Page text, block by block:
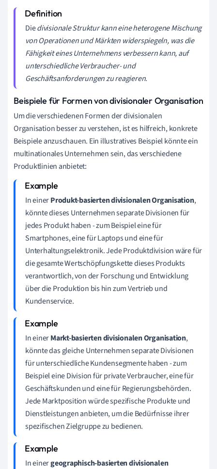
Diedivisionale Struktur kann eine heterogene Mischung
von Operationen und Märkten widerspiegeln, was die
Fähigkeit eines Unternehmens verbessern kann, auf
unterschiedliche Verbraucher- und
Geschäftsanforderungen zu reagieren.
Beispiele für Formen von divisionaler Organisation
Um die verschiedenen Formen der divisionalen
Organisation besser zu verstehen, ist es hilfreich, konkrete
Beispiele anzuschauen. Ein illustratives Beispiel könnte ein
multinationales Unternehmen sein, das verschiedene
Produktlinien anbietet:
In einerProdukt-basierten divisionalen Organisation,
könnte dieses Unternehmen separate Divisionen für
jedes Produkt haben - zum Beispiel eine für
Smartphones, eine für Laptops und eine für
Unterhaltungselektronik. Jede Produktdivision wäre für
die gesamte Wertschöpfungskette dieses Produkts
verantwortlich, von der Forschung und Entwicklung
über die Produktion bis hin zum Vertrieb und
Kundenservice.
In einerMarkt-basierten divisionalen Organisation,
könnte das gleiche Unternehmen separate Divisionen
für unterschiedliche Kundensegmente haben - zum
Beispiel eine Division für private Verbraucher, eine für
Geschäftskunden und eine für Regierungsbehörden.
Jede Marktposition würde spezifische Produkte und
Dienstleistungen anbieten, um die Bedürfnisse ihrer
spezifischen Zielgruppe zu bedienen.
In einergeographisch-basierten divisionalen